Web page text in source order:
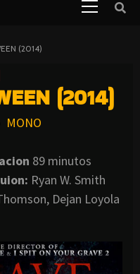
(2014)
(2014)
MONO
89 minutos
Ryan W. Smith
Dejan Loyola